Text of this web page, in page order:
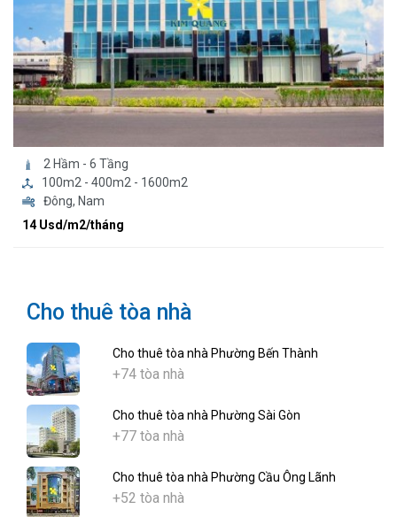
2 Hầm - 6 Tầng
100m2 - 400m2 - 1600m2
Đông, Nam
14 Usd/m2/tháng
Cho thuê tòa nhà
Cho thuê tòa nhà Phường Bến Thành
+74 tòa nhà
Cho thuê tòa nhà Phường Sài Gòn
+77 tòa nhà
Cho thuê tòa nhà Phường Cầu Ông Lãnh
+52 tòa nhà